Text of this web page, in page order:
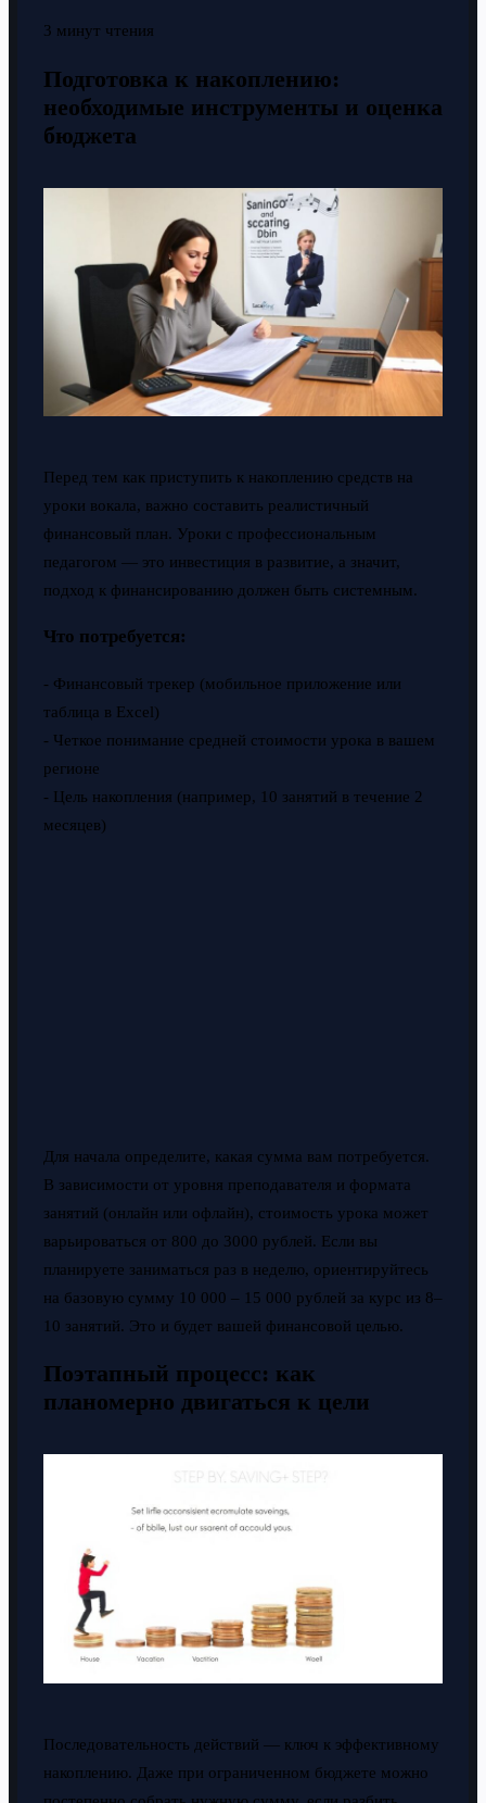
3 минут чтения
Подготовка к накоплению:
необходимые инструменты и оценка
бюджета
Перед тем как приступить к накоплению средств на
уроки вокала, важно составить реалистичный
финансовый план. Уроки с профессиональным
педагогом — это инвестиция в развитие, а значит,
подход к финансированию должен быть системным.
Что потребуется:
- Финансовый трекер (мобильное приложение или
таблица в Excel)
- Четкое понимание средней стоимости урока в вашем
регионе
- Цель накопления (например, 10 занятий в течение 2
месяцев)
Для начала определите, какая сумма вам потребуется.
В зависимости от уровня преподавателя и формата
занятий (онлайн или офлайн), стоимость урока может
варьироваться от 800 до 3000 рублей. Если вы
планируете заниматься раз в неделю, ориентируйтесь
на базовую сумму 10 000 – 15 000 рублей за курс из 8–
10 занятий. Это и будет вашей финансовой целью.
Поэтапный процесс: как
планомерно двигаться к цели
Последовательность действий — ключ к эффективному
накоплению. Даже при ограниченном бюджете можно